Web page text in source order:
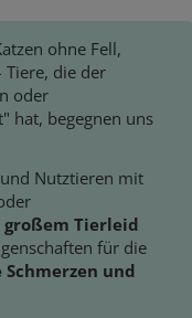
ohne Fell,
die der
oder
hat, begegnen uns
Nutztieren mit
Tierleid
für die
und